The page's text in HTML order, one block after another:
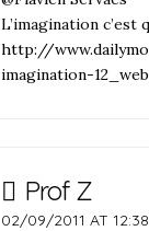
L’imagination c’est
http://
imagination-
Prof Z
02/09/2011 AT 12:38